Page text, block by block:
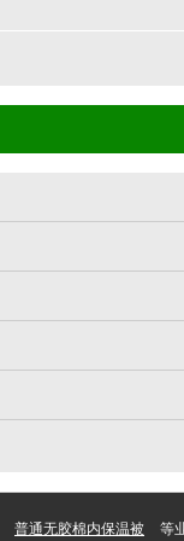
普通无胶棉内保温被 等